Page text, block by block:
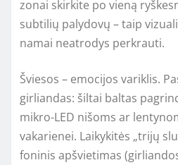
zonai skirkite po vieną
subtilių palydovų – taip
namai neatrodys perkrauti.
Šviesos – emocijos variklis.
girliandas: šiltai baltas
mikro-LED nišoms ar
vakarienei. Laikykitės „trijų
foninis apšvietimas